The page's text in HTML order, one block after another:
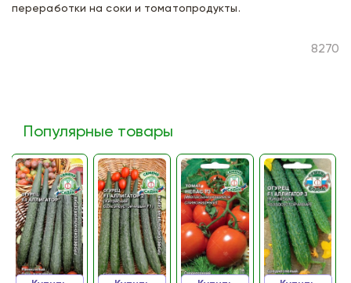
переработки на соки и томатопродукты.
8270
Популярные товары